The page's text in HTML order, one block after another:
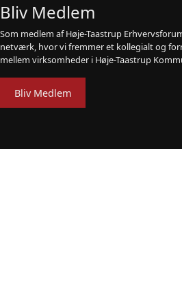
Bliv Medlem
Som medlem af Høje-Taastrup
netværk, hvor vi fremmer et kollegialt og
mellem virksomheder i Høje-Taastrup
Bliv Medlem